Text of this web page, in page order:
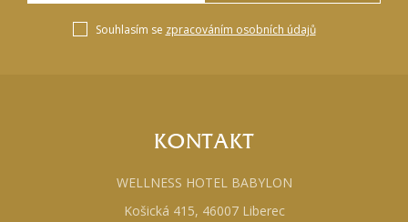
Souhlasím se zpracováním osobních údajů
KONTAKT
WELLNESS HOTEL BABYLON
Košická 415, 46007 Liberec